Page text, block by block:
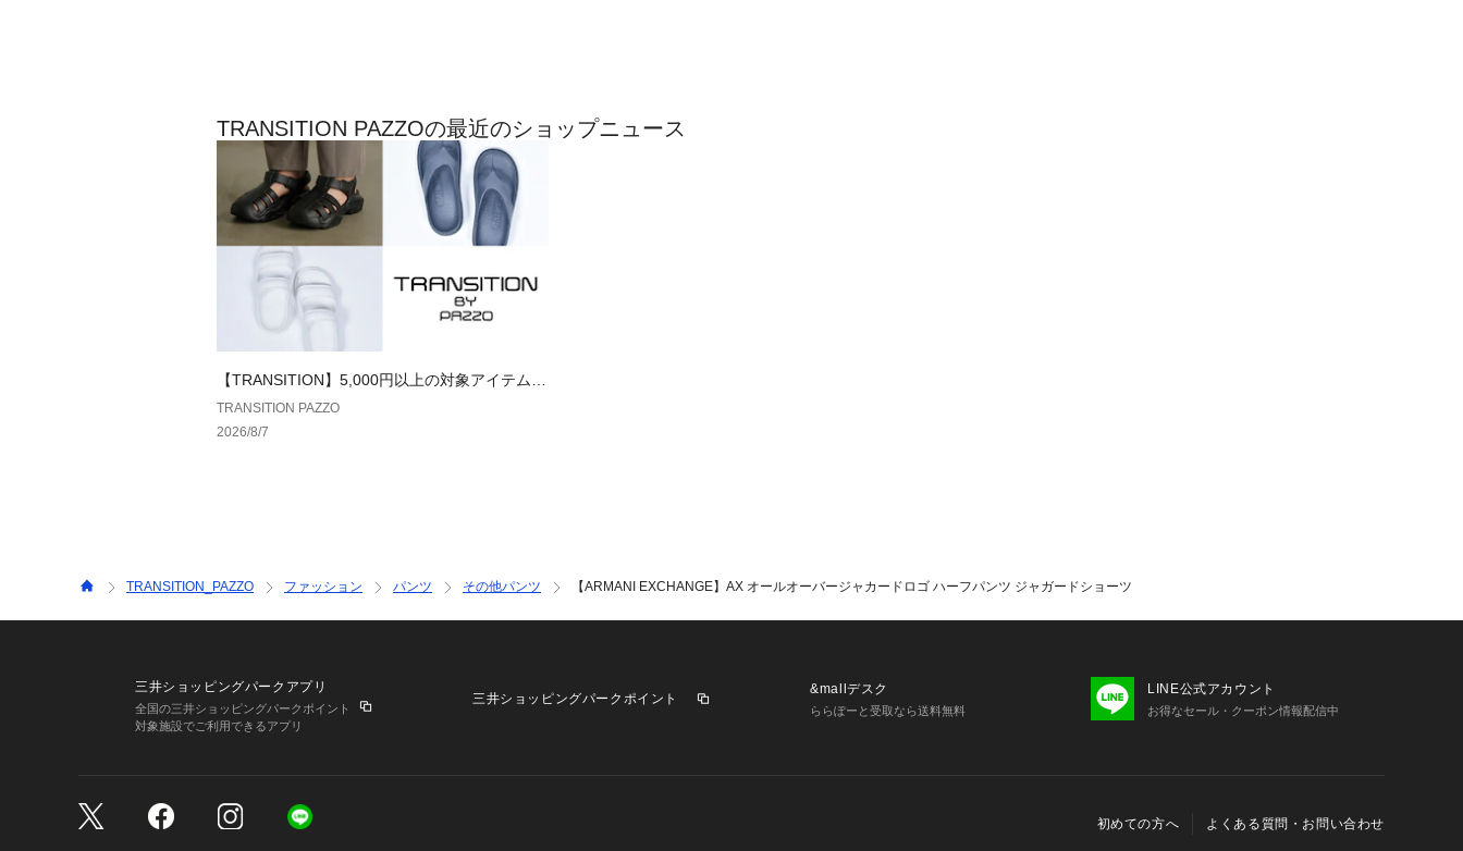
TRANSITION PAZZOの最近のショップニュース
【TRANSITION】5,000円以上の対象アイテム50
0円OFFクーポン配布中！
TRANSITION PAZZO
2026/8/7
TRANSITION_PAZZO ファッション パンツ その他パンツ 【ARMANI EXCHANGE】AX オールオーバージャカードロゴ ハーフパンツ ジャガードショーツ
三井ショッピングパークアプリ
全国の三井ショッピングパークポイント
対象施設でご利用できるアプリ
三井ショッピングパークポイント
&mallデスク
ららぽーと受取なら送料無料
LINE公式アカウント
お得なセール・クーポン情報配信中
初めての方へ よくある質問・お問い合わせ